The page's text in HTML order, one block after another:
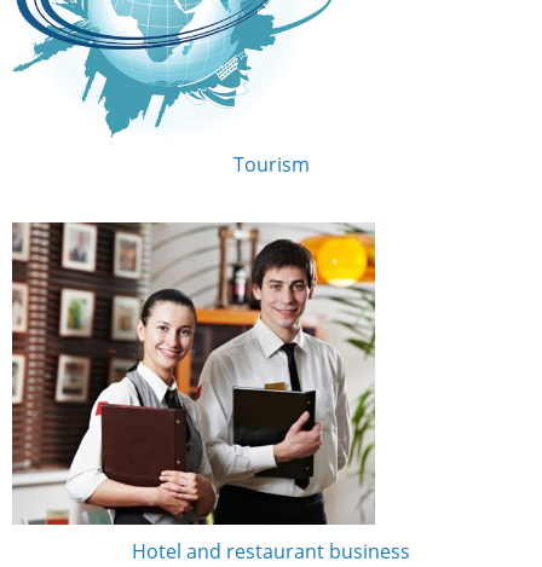
Tourism
Hotel and restaurant business